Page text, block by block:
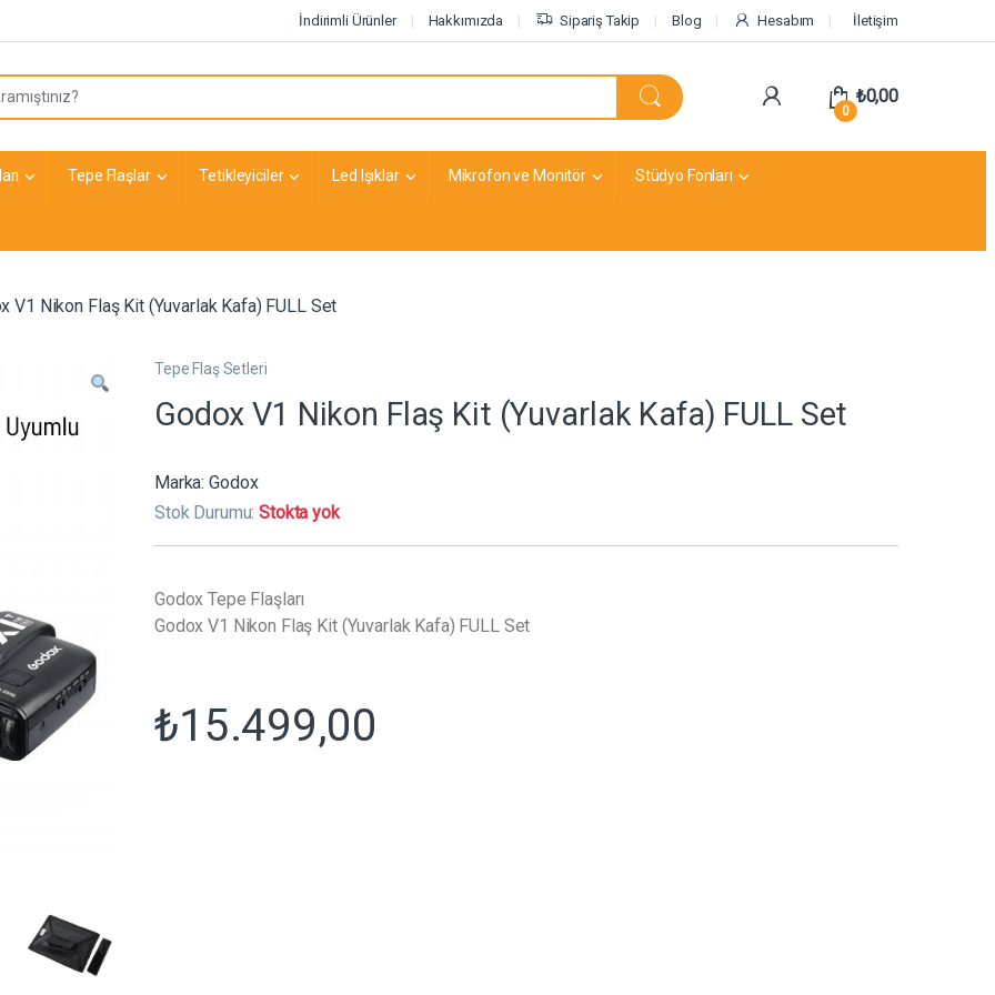
İndirimli Ürünler Hakkımızda Sipariş Takip Blog Hesabım İletişim
0
₺0,00
Tepe Flaşlar Tetikleyiciler Led Işıklar Mikrofon ve Monitör Stüdyo Fonları
V1 Nikon Flaş Kit (Yuvarlak Kafa) FULL Set
Tepe Flaş Setleri
Godox V1 Nikon Flaş Kit (Yuvarlak Kafa) FULL Set
Marka: Godox
Stok Durumu:Stokta yok
Godox Tepe Flaşları
Godox V1 Nikon Flaş Kit (Yuvarlak Kafa) FULL Set
₺15.499,00